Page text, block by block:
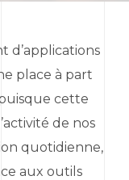
d’applications
place à part
cette
de nos
quotidienne,
aux outils